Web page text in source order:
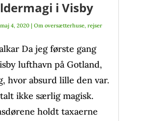
i Visby
maj 4, 2020| Om oversætterhuse, rejser
Da jeg første gang
lufthavn på Gotland,
hvor absurd lille den var.
ikke særlig magisk.
holdt taxaerne